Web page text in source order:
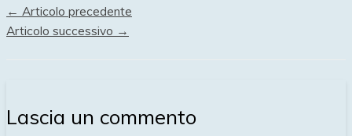
← Articolo precedente
Articolo successivo →
Lascia un commento